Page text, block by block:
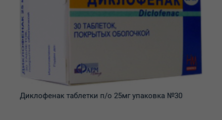
Диклофенак таблетки п/о 25мг упаковка №30